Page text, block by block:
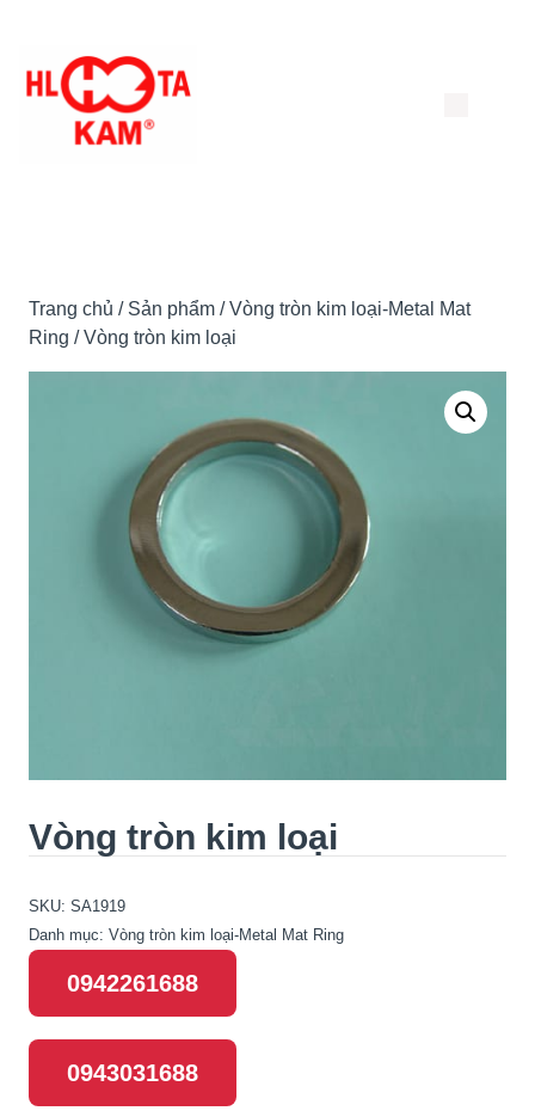
đến
Trang chủ / Sản phẩm /Vòng tròn kim loại-Metal Mat
Ring / Vòng tròn kim loại
Vòng tròn kim loại
SKU: SA1919
Danh mục: Vòng tròn kim loại-Metal Mat Ring
0942261688
0943031688